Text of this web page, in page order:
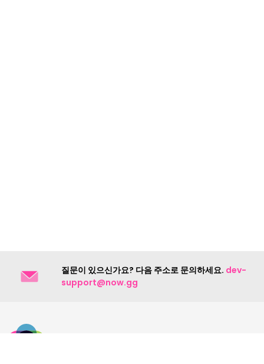
질문이 있으신가요? 다음 주소로 문의하세요. dev-
support@now.gg